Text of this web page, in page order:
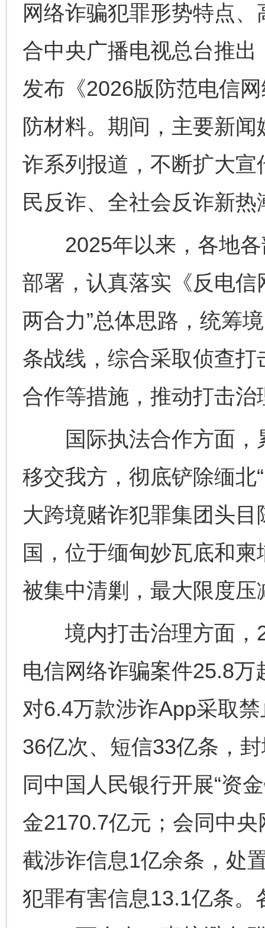
网络诈骗犯罪形势特点
合中央广播电视总台推
发布《2026版防范电信
防材料。期间，主要新
诈系列报道，不断扩大
民反诈、全社会反诈新热
2025年以来，各地各
部署，认真落实《反电信
两合力”总体思路，统筹
条战线，综合采取侦查
合作等措施，推动打击
国际执法合作方面，
移交我方，彻底铲除缅北
大跨境赌诈犯罪集团头
国，位于缅甸妙瓦底和
被集中清剿，最大限度
境内打击治理方面，
电信网络诈骗案件25.8
对6.4万款涉诈App采取
36亿次、短信33亿条，
同中国人民银行开展“资
金2170.7亿元；会同中
截涉诈信息1亿余条，处
犯罪有害信息13.1亿条
网上购药对药下症？